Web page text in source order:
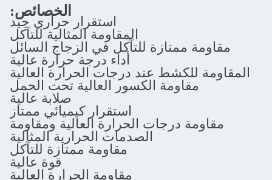
استقرار حراري جيد
المقاومة المثالية للتآكل
ممتازة للتآكل في الزجاج السائل
أداء درجة حرارة عالية
للكشط عند درجات الحرارة العالية
مقاومة الكسور العالية تحت الحمل
صلابة عالية
استقرار كيميائي ممتاز
درجات الحرارة العالية ومقاومة
الصدمات الحرارية المثالية
مقاومة ممتازة للتآكل
قوة عالية
مقاومة الحرارة العالية